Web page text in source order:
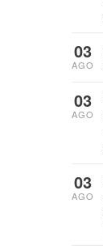
03
AGO
03
AGO
03
AGO